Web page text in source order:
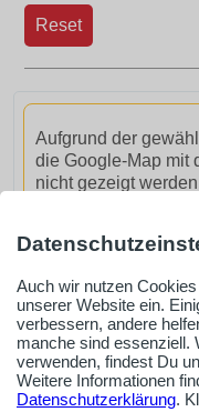
Reset
Aufgrund der
die Google-Map mit
nicht gezeigt
GoogleMaps
AdSense smARTe inArticle-
Auch wir nutzen
unserer Website ein.
verbessern, andere
manche sind essenziell.
verwenden, findest Du
Weitere Informationen
Datenschutzerklärung.